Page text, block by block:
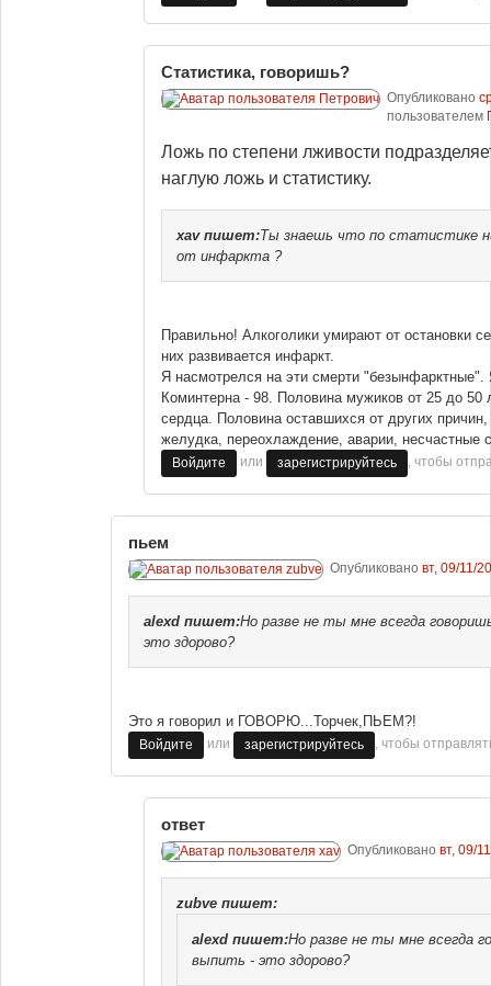
Статистика, говоришь?
Опубликовано
пользователем
Ложь по степени лживости
наглую ложь и статистику.
xavпишет:Ты знаешь что по статистике
от инфаркта ?
Правильно! Алкоголики умирают от остановки
них развивается инфаркт.
Я насмотрелся на эти смерти
Коминтерна - 98. Половина мужиков от 25 до 50
сердца. Половина оставшихся от других
желудка, переохлаждение, аварии, несчастные
Войдите или зарегистрируйтесь , чтобы
пьем
Опубликовано вт, 09/11/
alexd пишет:Но разве не ты мне всегда
это здорово?
Это я говорил и ГОВОРЮ...Торчек,ПЬЕМ?!
Войдите или зарегистрируйтесь , чтобы
ответ
Опубликовано вт, 09/
zubve пишет:
alexd пишет:Но разве не ты мне всегда
выпить - это здорово?